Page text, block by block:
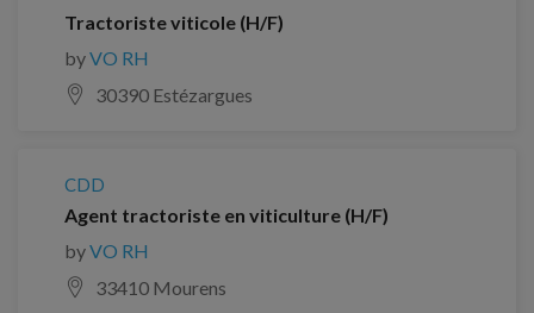
Tractoriste viticole (H/F)
byVO RH
30390 Estézargues
CDD
Agent tractoriste en viticulture (H/F)
byVO RH
33410 Mourens